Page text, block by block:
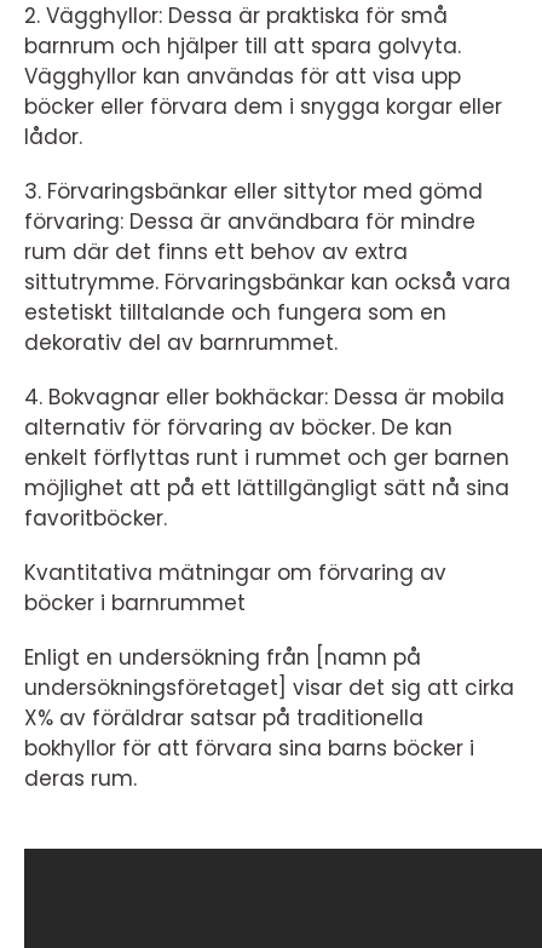
2. Vägghyllor: Dessa är praktiska för små
barnrum och hjälper till att spara golvyta.
Vägghyllor kan användas för att visa upp
böcker eller förvara dem i snygga korgar eller
lådor.
3. Förvaringsbänkar eller sittytor med gömd
förvaring: Dessa är användbara för mindre
rum där det finns ett behov av extra
sittutrymme. Förvaringsbänkar kan också vara
estetiskt tilltalande och fungera som en
dekorativ del av barnrummet.
4. Bokvagnar eller bokhäckar: Dessa är mobila
alternativ för förvaring av böcker. De kan
enkelt förflyttas runt i rummet och ger barnen
möjlighet att på ett lättillgängligt sätt nå sina
favoritböcker.
Kvantitativa mätningar om förvaring av
böcker i barnrummet
Enligt en undersökning från [namn på
undersökningsföretaget] visar det sig att cirka
X% av föräldrar satsar på traditionella
bokhyllor för att förvara sina barns böcker i
deras rum.